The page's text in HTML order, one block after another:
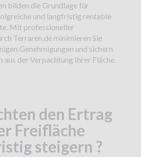
bilden die Grundlage für
und langfristig rentable
Mit professioneller
Terraren.de minimieren Sie
Genehmigungen und sichern
aus der Verpachtung Ihrer Fläche.
den Ertrag
Freifläche
steigern ?